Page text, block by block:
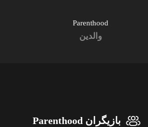
Parenthood
والدین
بازیگران Parenthood